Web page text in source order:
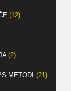
(12)
(2)
METODI (21)